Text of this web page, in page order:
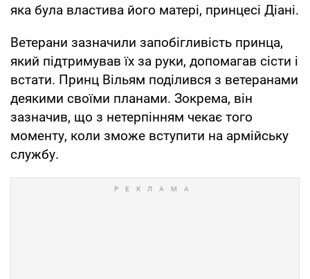
яка була властива його матері, принцесі Діані.
Ветерани зазначили запобігливість принца,
який підтримував їх за руки, допомагав сісти і
встати. Принц Вільям поділився з ветеранами
деякими своїми планами. Зокрема, він
зазначив, що з нетерпінням чекає того
моменту, коли зможе вступити на армійську
службу.